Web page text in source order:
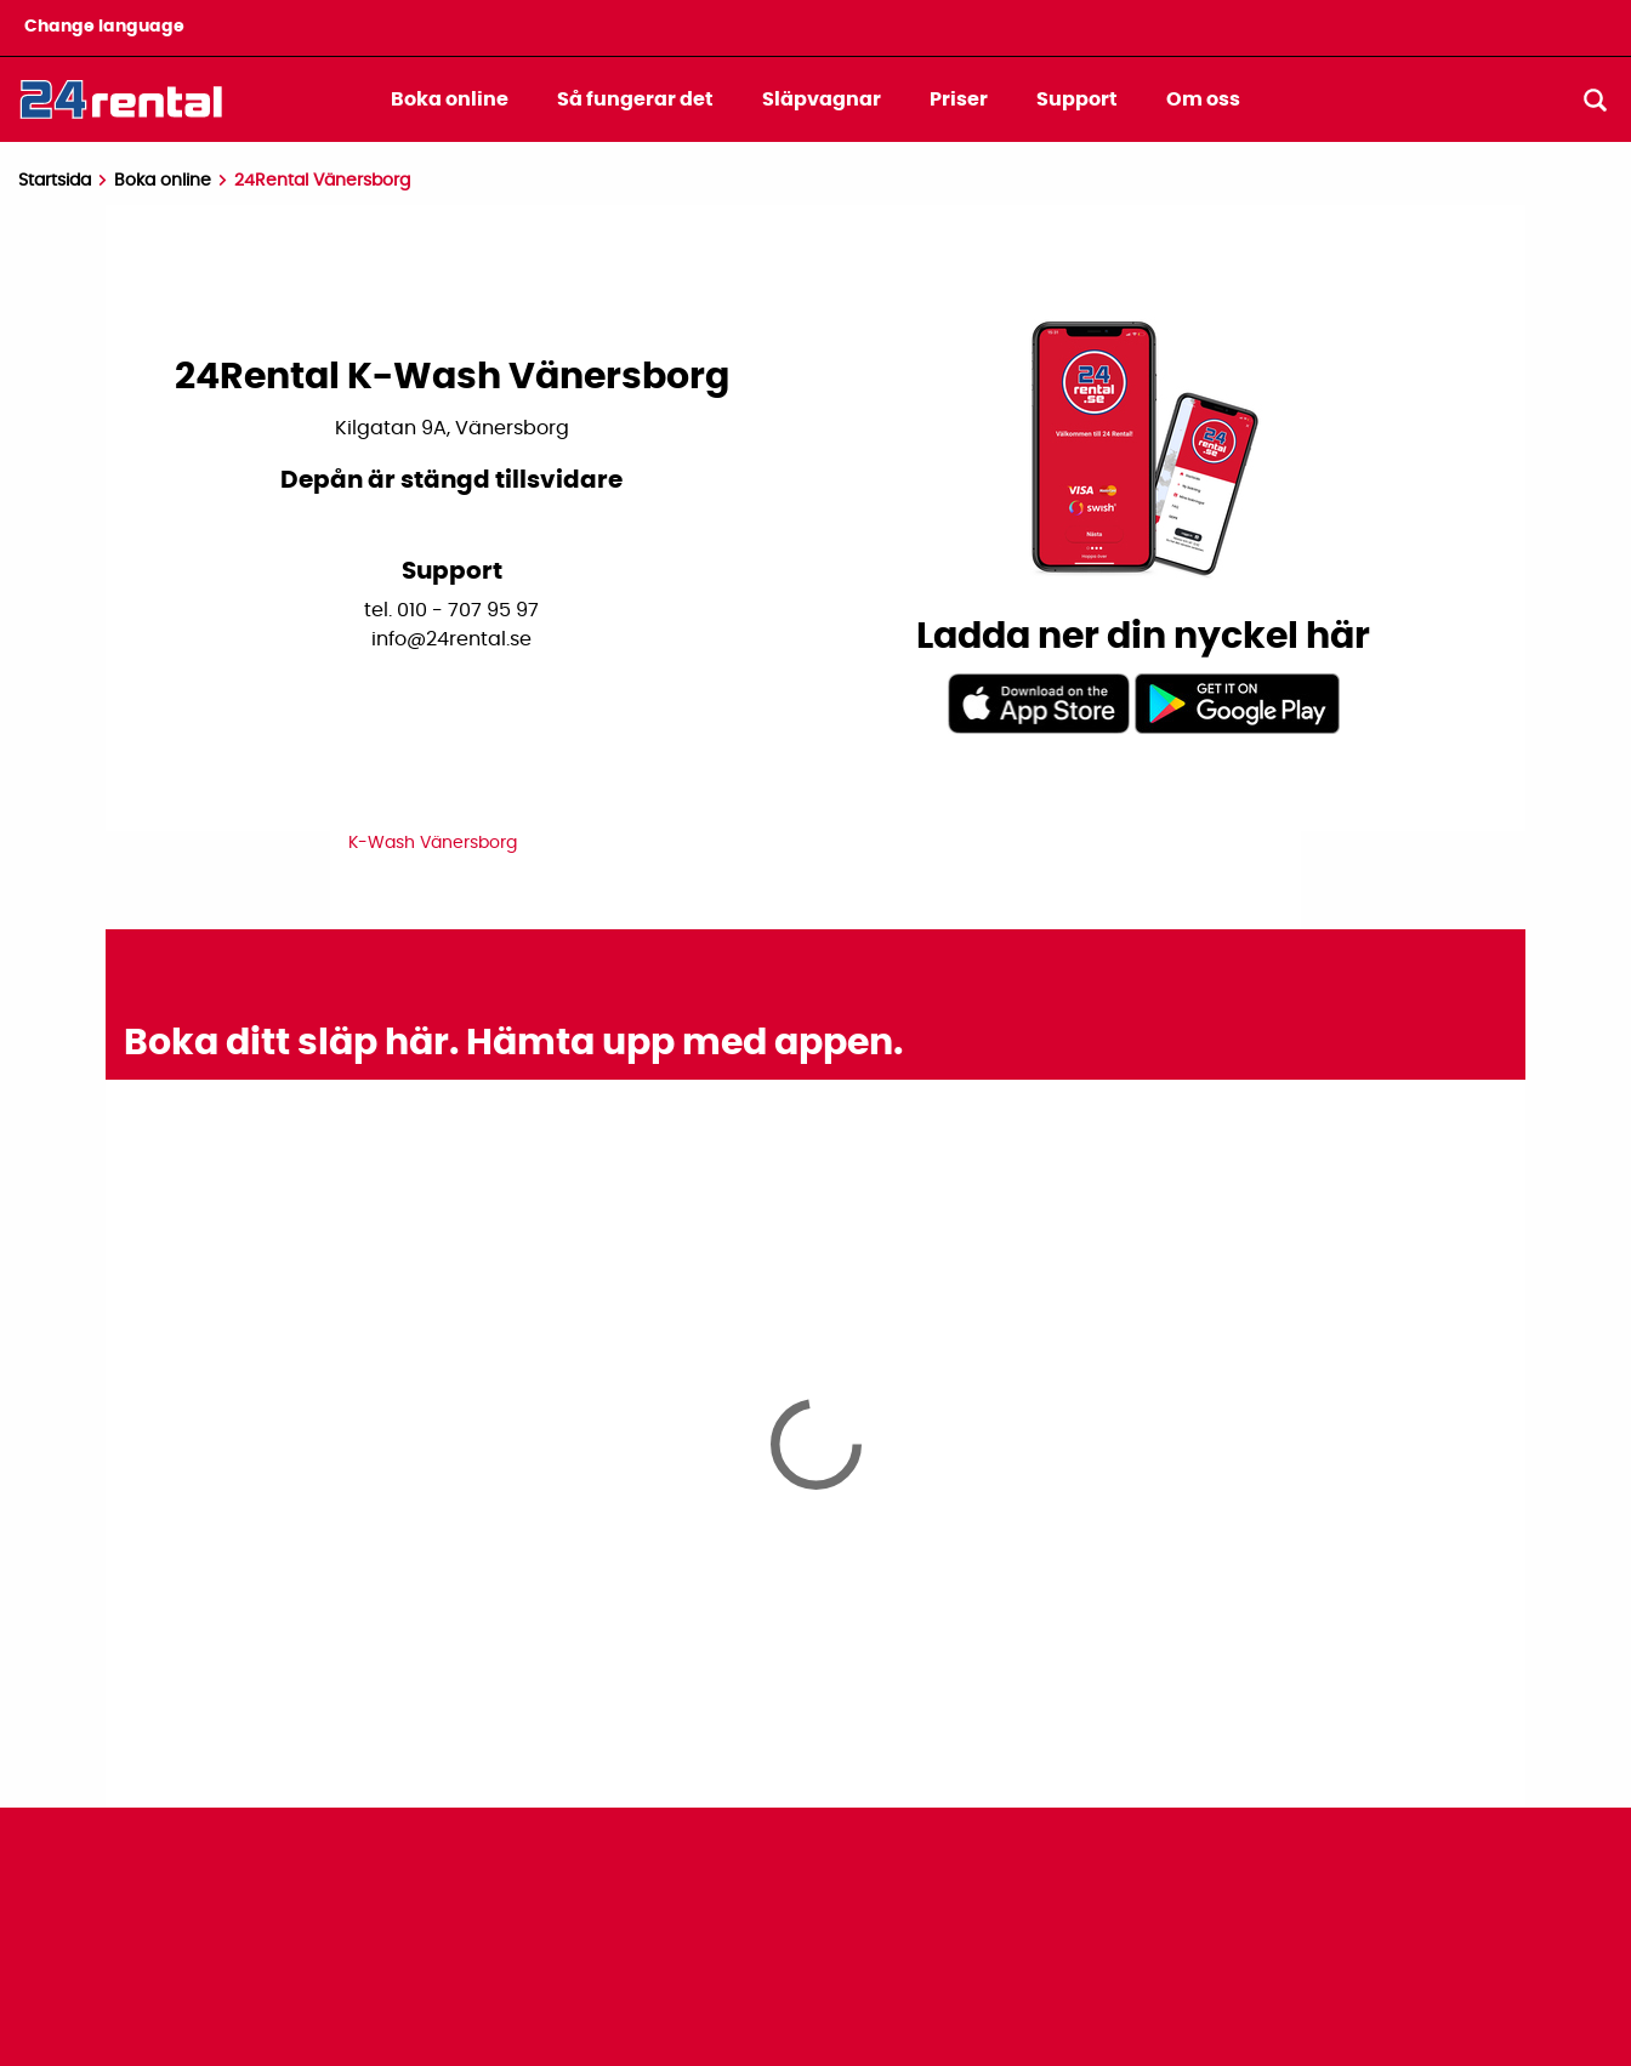
Change language
Boka online Så fungerar det Släpvagnar Priser Support Om oss
Startsida Boka online 24Rental Vänersborg
24Rental K-Wash Vänersborg
Kilgatan 9A, Vänersborg
Depån är stängd tillsvidare
Support
tel. 010 - 707 95 97
info@24rental.se
Ladda ner din nyckel här
K-Wash Vänersborg
Boka ditt släp här. Hämta upp med appen.